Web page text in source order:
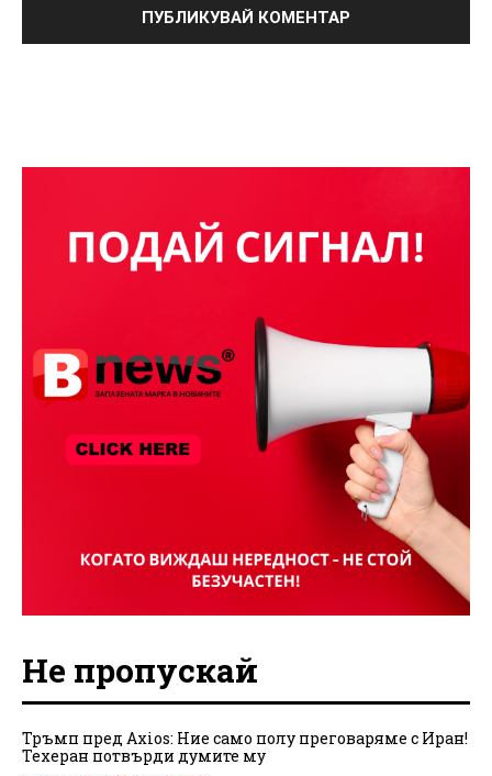
Не пропускай
Тръмп пред Axios: Ние само полу преговаряме с Иран!
Техеран потвърди думите му